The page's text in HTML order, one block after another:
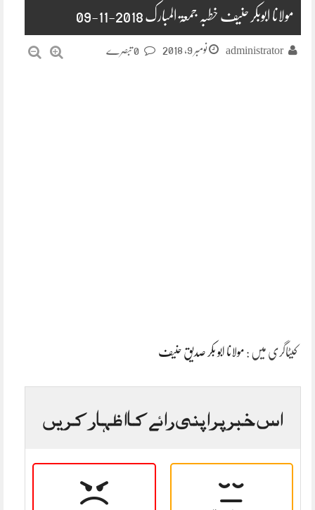
مولانا ابوبکر حنیف خطبہ جمعۃ المبارک 2018-11-09
administrator نومبر 9, 2018
کیٹاگری میں : مولانا ابو بکر صدیق حنیف
اس خبر پر اپنی رائے کا اظہار کریں